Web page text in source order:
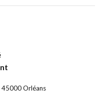
45000 Orléans